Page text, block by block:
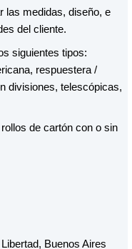
las medidas, diseño, e
del cliente.
siguientes tipos:
respuestera /
divisiones, telescópicas,
de cartón con o sin
Buenos Aires